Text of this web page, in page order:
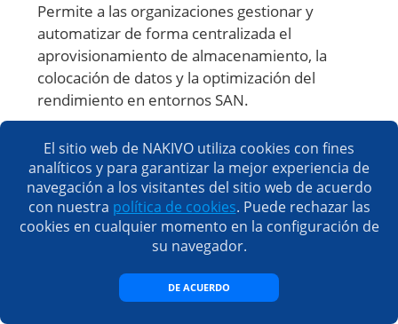
Permite a las organizaciones gestionar y
automatizar de forma centralizada el
aprovisionamiento de almacenamiento, la
colocación de datos y la optimización del
rendimiento en entornos SAN.
empresas adoptan estrategias multicloud, surge la
necesidad de conectividad SAN entre distintos
proveedores de nube e infraestructuras locales.
Las tecnologías SAN están evolucionando para
ofrecer una integración perfecta y movilidad de
inteligencia artificial (IA)
aprendizaje
El sitio web de NAKIVO utiliza cookies con fines
analíticos y para garantizar la mejor experiencia de
navegación a los visitantes del sitio web de acuerdo
con nuestra política de cookies. Puede rechazar las
cookies en cualquier momento en la configuración de
su navegador.
DE ACUERDO